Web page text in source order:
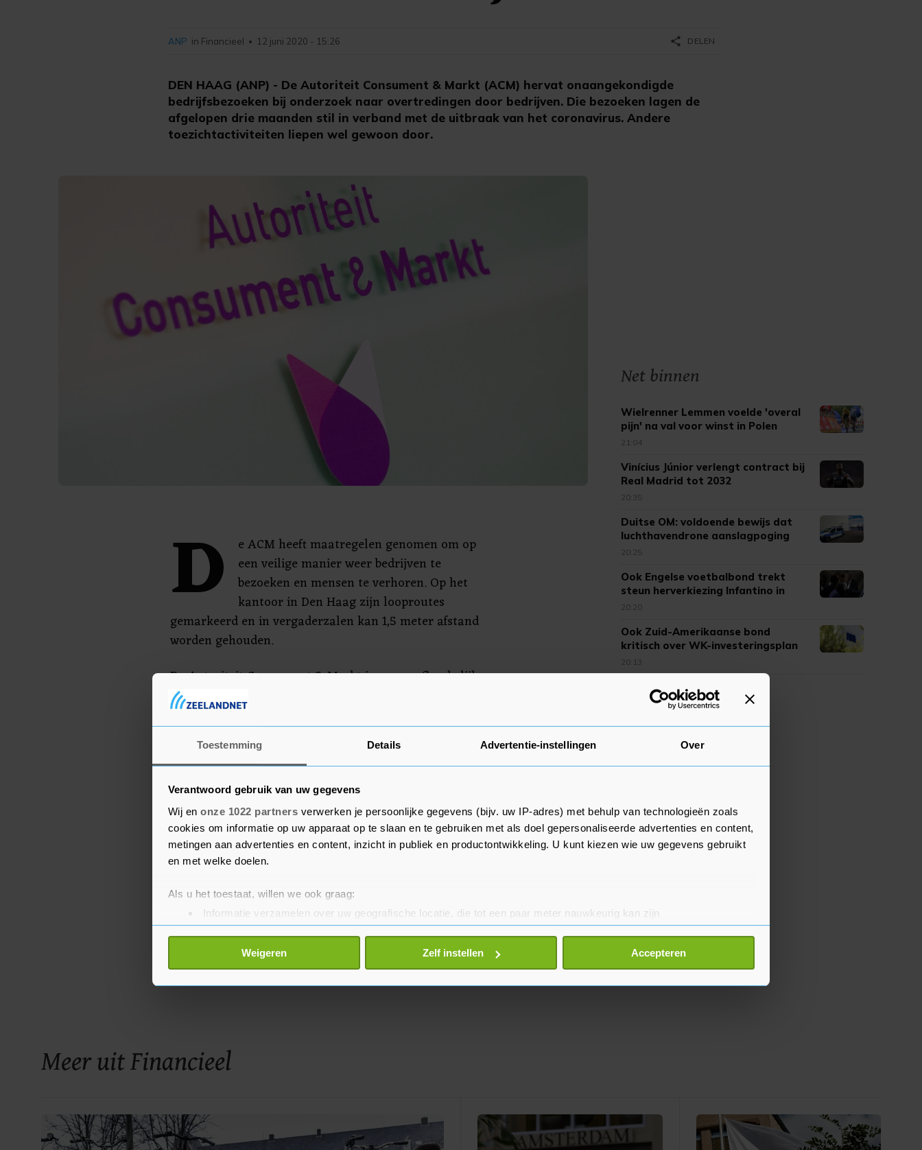
Toestemming Details Advertentie-instellingen Over
Verantwoord gebruik van uw gegevens
Wij en onze 1022 partners verwerken je persoonlijke gegevens (bijv. uw IP-adres) met behulp van technologieën zoals
cookies om informatie op uw apparaat op te slaan en te gebruiken met als doel gepersonaliseerde advertenties en content,
metingen aan advertenties en content, inzicht in publiek en productontwikkeling. U kunt kiezen wie uw gegevens gebruikt
en met welke doelen.
Als u het toestaat, willen we ook graag:
Informatie verzamelen over uw geografische locatie, die tot een paar meter nauwkeurig kan zijn
Uw apparaat identificeren door het actief te scannen op specifieke eigenschappen (fingerprinting)
Lees meer over hoe uw persoonlijke gegevens worden verwerkt en stel uw voorkeuren in het
detailgedeelte
toestemming op elk moment wijzigen of intrekken in de Cookieverklaring.
Weigeren Zelf instellen Accepteren
DEN HAAG (ANP) - De Autoriteit Consument & Markt (ACM) hervat onaangekondigde
bedrijfsbezoeken bij onderzoek naar overtredingen door bedrijven. Die bezoeken lagen de
afgelopen drie maanden stil in verband met de uitbraak van het coronavirus. Andere
toezichtactiviteiten liepen wel gewoon door.
ANP in Financieel • 12 juni 2020 - 15:26 share DELEN
D
e ACM heeft maatregelen genomen om op
een veilige manier weer bedrijven te
bezoeken en mensen te verhoren. Op het
kantoor in Den Haag zijn looproutes
gemarkeerd en in vergaderzalen kan 1,5 meter afstand
worden gehouden.
De Autoriteit Consument & Markt is een onafhankelijke
publieke organisatie die toezicht houdt op mededinging,
de telecommunicatie en het consumentenrecht.
Meer uit Financieel
Net binnen
Wielrenner Lemmen voelde 'overal
pijn' na val voor winst in Polen
21:04
Vinícius Júnior verlengt contract bij
Real Madrid tot 2032
20:35
Duitse OM: voldoende bewijs dat
luchthavendrone aanslagpoging
was
20:25
Ook Engelse voetbalbond trekt
steun herverkiezing Infantino in
20:20
Ook Zuid-Amerikaanse bond
kritisch over WK-investeringsplan
FIFA
20:13